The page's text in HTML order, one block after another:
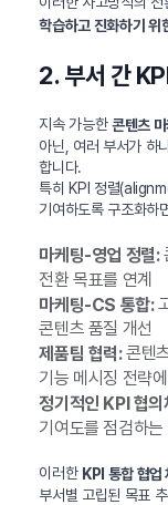
학습하고 진화하기 위
2. 부서 간
지속 가능한콘텐츠
아닌, 여러 부서가 하
합니다.
특히 KPI 정렬
기여하도록 구조화하
마케팅-영업 정렬:
전환 목표를 연계
마케팅-CS 통합:
콘텐츠 품질 개선
제품팀 협력:콘텐
기능 메시징 전략
정기적인 KPI 협의
기여도를 점검하
이러한 KPI 통합 협업
부서별 고립된 목표